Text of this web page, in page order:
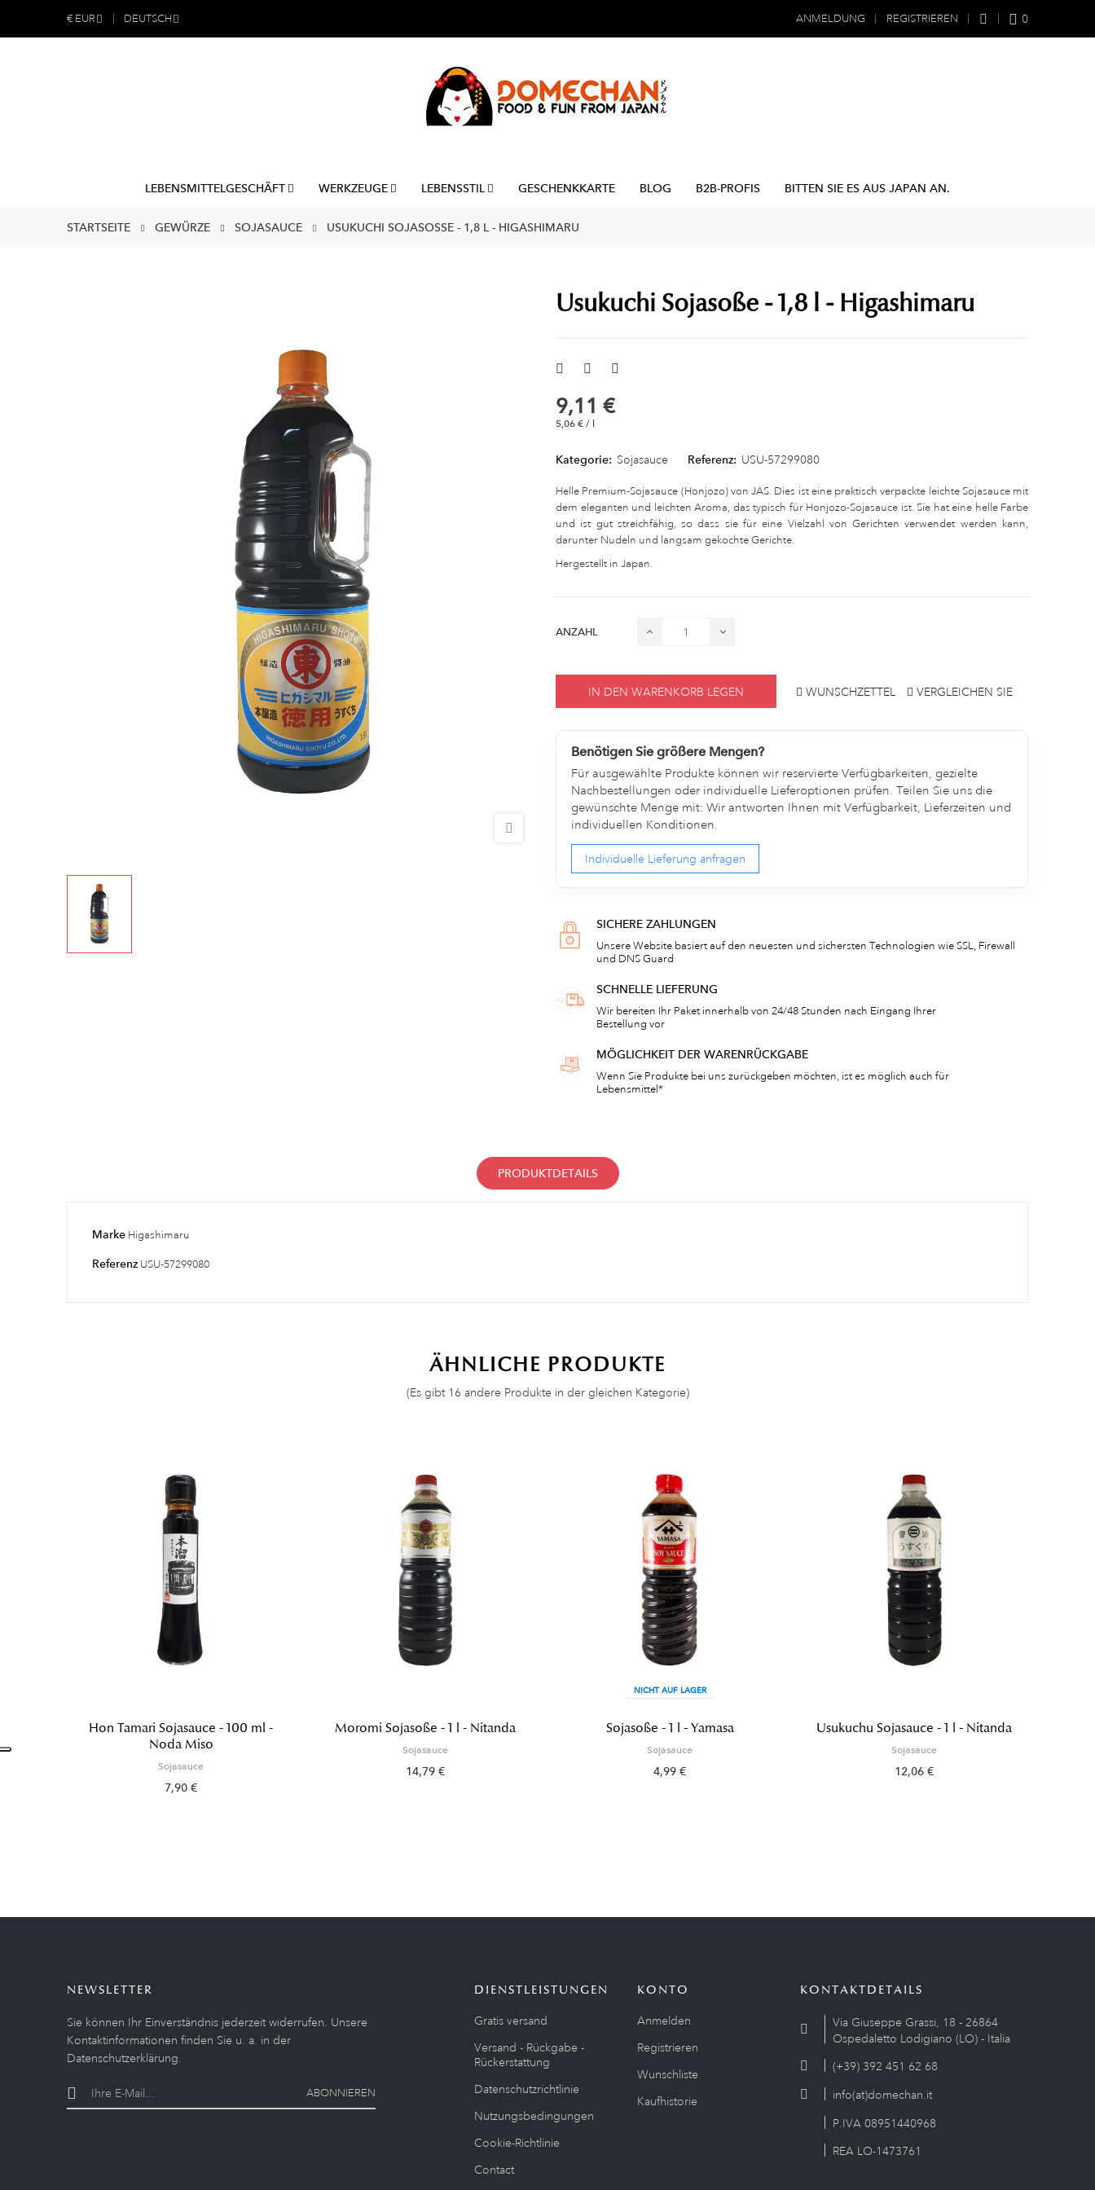
€ EUR DEUTSCH ANMELDUNG REGISTRIEREN 0
LEBENSMITTELGESCHÄFT WERKZEUGE LEBENSSTIL GESCHENKKARTE BLOG B2B-PROFIS BITTEN SIE ES AUS JAPAN AN.
STARTSEITE GEWÜRZE SOJASAUCE USUKUCHI SOJASOSSE - 1,8 L - HIGASHIMARU
Usukuchi Sojasoße - 1,8 l - Higashimaru
9,11 €
5,06 € / l
Kategorie: Sojasauce Referenz: USU-57299080
Helle Premium-Sojasauce (Honjozo) von JAS. Dies ist eine praktisch verpackte leichte Sojasauce mit
dem eleganten und leichten Aroma, das typisch für Honjozo-Sojasauce ist. Sie hat eine helle Farbe
und ist gut streichfähig, so dass sie für eine Vielzahl von Gerichten verwendet werden kann,
darunter Nudeln und langsam gekochte Gerichte.
Hergestellt in Japan.
ANZAHL
IN DEN WARENKORB LEGEN WUNSCHZETTEL VERGLEICHEN SIE
Benötigen Sie größere Mengen?
Für ausgewählte Produkte können wir reservierte Verfügbarkeiten, gezielte
Nachbestellungen oder individuelle Lieferoptionen prüfen. Teilen Sie uns die
gewünschte Menge mit: Wir antworten Ihnen mit Verfügbarkeit, Lieferzeiten und
individuellen Konditionen.
Individuelle Lieferung anfragen
SICHERE ZAHLUNGEN
Unsere Website basiert auf den neuesten und sichersten Technologien wie SSL, Firewall
und DNS Guard
SCHNELLE LIEFERUNG
Wir bereiten Ihr Paket innerhalb von 24/48 Stunden nach Eingang Ihrer
Bestellung vor
MÖGLICHKEIT DER WARENRÜCKGABE
Wenn Sie Produkte bei uns zurückgeben möchten, ist es möglich auch für
Lebensmittel*
PRODUKTDETAILS
Marke Higashimaru
Referenz USU-57299080
ÄHNLICHE PRODUKTE
(Es gibt 16 andere Produkte in der gleichen Kategorie)
Hon Tamari Sojasauce - 100 ml -
Noda Miso
Sojasauce
7,90 €
Moromi Sojasoße - 1 l - Nitanda
Sojasauce
14,79 €
NICHT AUF LAGER
Sojasoße - 1 l - Yamasa
Sojasauce
4,99 €
Usukuchu Sojasauce - 1 l - Nitanda
Sojasauce
12,06 €
NEWSLETTER
Sie können Ihr Einverständnis jederzeit widerrufen. Unsere
Kontaktinformationen finden Sie u. a. in der
Datenschutzerklärung.
ABONNIEREN
DIENSTLEISTUNGEN
Gratis versand
Versand - Rückgabe -
Rückerstattung
Datenschutzrichtlinie
Nutzungsbedingungen
Cookie-Richtlinie
Contact
KONTO
Anmelden
Registrieren
Wunschliste
Kaufhistorie
KONTAKTDETAILS
Via Giuseppe Grassi, 18 - 26864
Ospedaletto Lodigiano (LO) - Italia
(+39) 392 451 62 68
info(at)domechan.it
P.IVA 08951440968
REA LO-1473761